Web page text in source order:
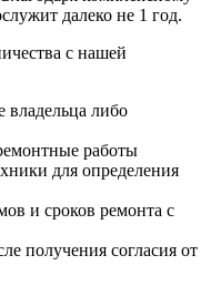
далеко не 1 год.
с нашей
владельца либо
работы
для определения
и сроков ремонта с
получения согласия от